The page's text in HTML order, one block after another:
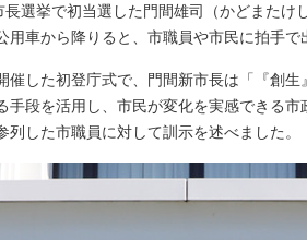
選挙で初当選した門間雄司（かどまたけ
用車から降りると、市職員や市民に拍手で
した初登庁式で、門間新市長は「『創生
手段を活用し、市民が変化を実感できる
した市職員に対して訓示を述べました。